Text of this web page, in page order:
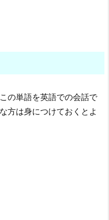
の単語を英語での会話で
方は身につけておくとよ